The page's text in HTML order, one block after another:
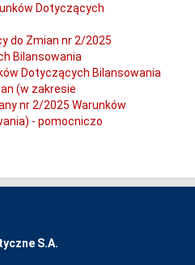
Dotyczących
do Zmian nr 2/2025
Bilansowania
Dotyczących Bilansowania
(w zakresie
nr 2/2025 Warunków
- pomocniczo
S.A.